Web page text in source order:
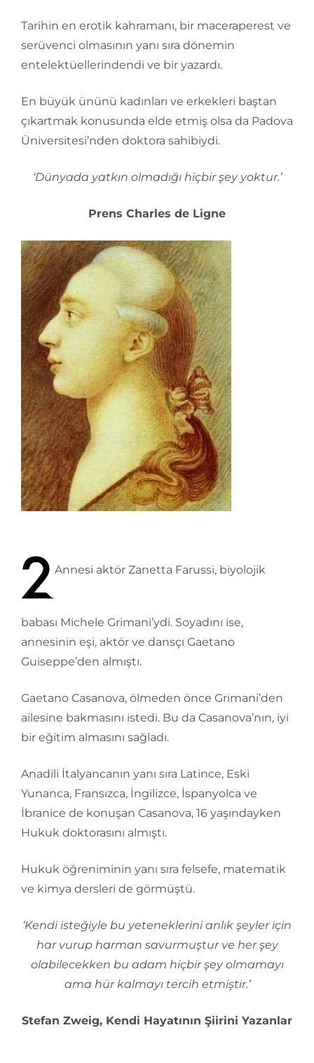
Tarihin en erotik kahramanı, bir maceraperest ve
serüvenci olmasının yanı sıra dönemin
entelektüellerindendi ve bir yazardı.
En büyük ününü kadınları ve erkekleri baştan
çıkartmak konusunda elde etmiş olsa da Padova
Üniversitesi’nden doktora sahibiydi.
‘Dünyada yatkın olmadığı hiçbir şey yoktur.’
Prens Charles de Ligne
Annesi aktör Zanetta Farussi, biyolojik
babası Michele Grimani’ydi. Soyadını ise,
annesinin eşi, aktör ve dansçı Gaetano
Guiseppe’den almıştı.
Gaetano Casanova, ölmeden önce Grimani’den
ailesine bakmasını istedi. Bu da Casanova’nın, iyi
bir eğitim almasını sağladı.
Anadili İtalyancanın yanı sıra Latince, Eski
Yunanca, Fransızca, İngilizce, İspanyolca ve
İbranice de konuşan Casanova, 16 yaşındayken
Hukuk doktorasını almıştı.
Hukuk öğreniminin yanı sıra felsefe, matematik
ve kimya dersleri de görmüştü.
‘Kendi isteğiyle bu yeteneklerini anlık şeyler için
har vurup harman savurmuştur ve her şey
olabilecekken bu adam hiçbir şey olmamayı
ama hür kalmayı tercih etmiştir.’
Stefan Zweig, Kendi Hayatının Şiirini Yazanlar